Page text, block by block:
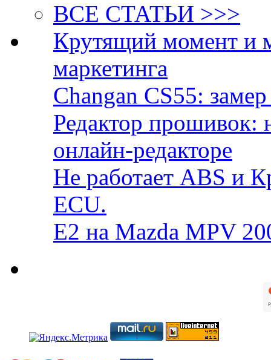
ВСЕ СТАТЬИ >>>
Крутящий момент и
маркетинга
Changan CS55:
Редактор прошивок:
онлайн-редакторе
Не работает ABS и
ECU.
E2 на Mazda MPV